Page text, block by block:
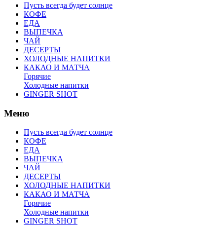
Пусть всегда будет солнце
КОФЕ
ЕДА
ВЫПЕЧКА
ЧАЙ
ДЕСЕРТЫ
ХОЛОДНЫЕ НАПИТКИ
КАКАО И МАТЧА
Горячие
Холодные напитки
GINGER SHOT
Меню
Пусть всегда будет солнце
КОФЕ
ЕДА
ВЫПЕЧКА
ЧАЙ
ДЕСЕРТЫ
ХОЛОДНЫЕ НАПИТКИ
КАКАО И МАТЧА
Горячие
Холодные напитки
GINGER SHOT